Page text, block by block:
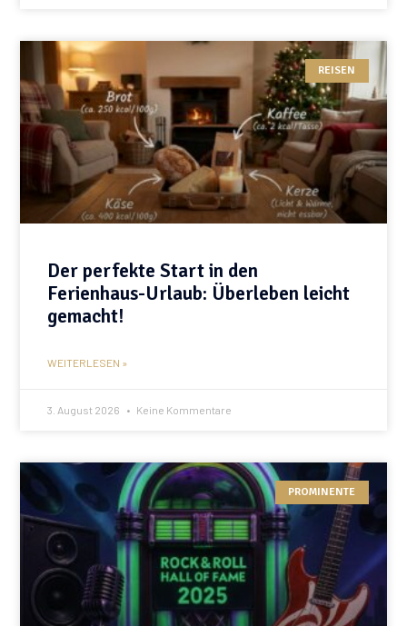
REISEN
Der perfekte Start in den
Ferienhaus-Urlaub: Überleben leicht
gemacht!
WEITERLESEN »
3. August 2026 Keine Kommentare
PROMINENTE